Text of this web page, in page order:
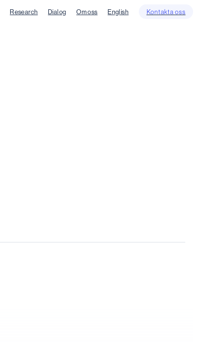
Research Dialog Om oss English Kontakta oss